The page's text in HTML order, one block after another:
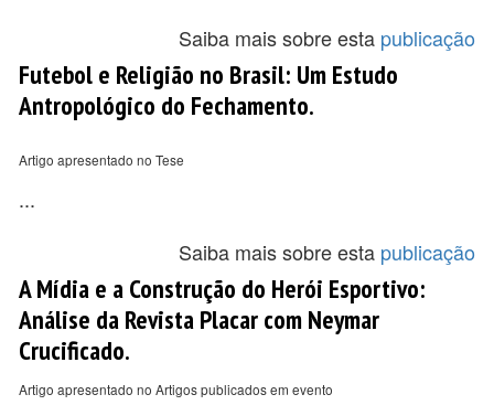
Saiba mais sobre esta publicação
Futebol e Religião no Brasil: Um Estudo
Antropológico do Fechamento.
Artigo apresentado no Tese
...
Saiba mais sobre esta publicação
A Mídia e a Construção do Herói Esportivo:
Análise da Revista Placar com Neymar
Crucificado.
Artigo apresentado no Artigos publicados em evento